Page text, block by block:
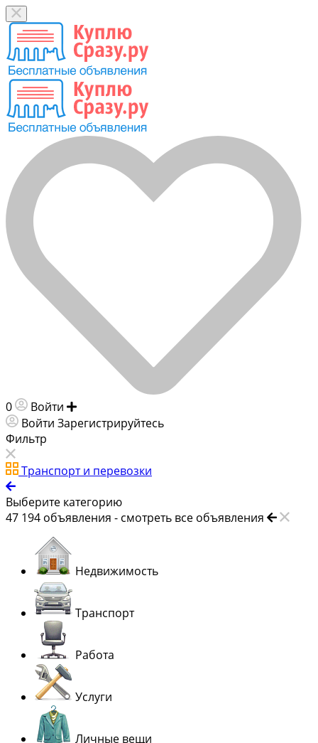
0 Войти
Войти Зарегистрируйтесь
Фильтр
Транспорт и перевозки
Выберите категорию
47 194 объявления - смотреть все объявления
Недвижимость
Транспорт
Работа
Услуги
Личные вещи